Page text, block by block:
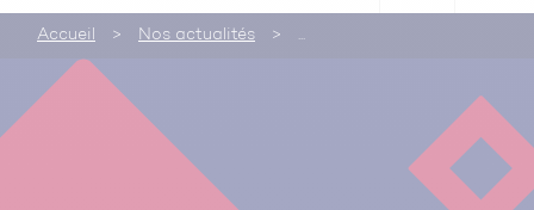
Accueil > Nos actualités >